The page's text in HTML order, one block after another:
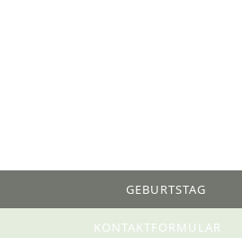
GEBURTSTAG
KONTAKTFORMULAR